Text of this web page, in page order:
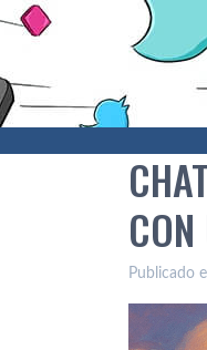
Publicado el